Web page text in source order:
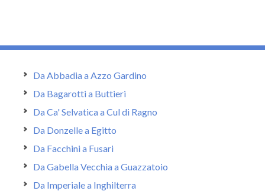
Da Abbadia a Azzo Gardino
Da Bagarotti a Buttieri
Da Ca' Selvatica a Cul di Ragno
Da Donzelle a Egitto
Da Facchini a Fusari
Da Gabella Vecchia a Guazzatoio
Da Imperiale a Inghilterra